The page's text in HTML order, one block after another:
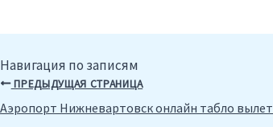
Навигация по записям
ПРЕДЫДУЩАЯ СТРАНИЦА
Аэропорт Нижневартовск онлайн табло